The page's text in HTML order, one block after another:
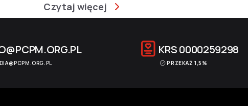
Czytaj więcej
KRS0000259298
PRZEKAŻ 1,5%